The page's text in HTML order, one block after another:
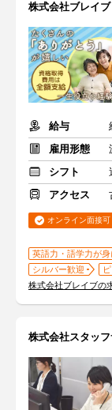
株式会社ブレイ
給与
雇用形態
シフト
アクセス
オンライン面接可
英語力・語学力が身
シルバー歓迎
株式会社ブレイブの
株式会社スタッ